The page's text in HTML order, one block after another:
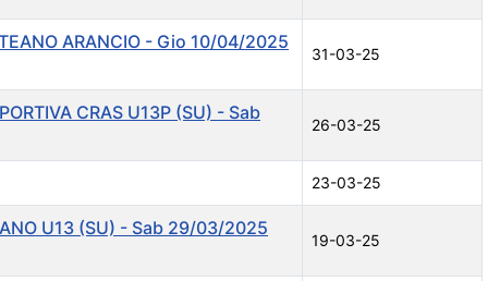
ARANCIO - Gio 10/04/2025
31-03-25
CRAS U13P (SU) - Sab
26-03-25
23-03-25
U13 (SU) - Sab 29/03/2025
19-03-25